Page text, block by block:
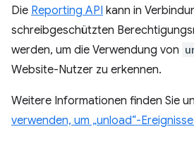
Die Reporting API kann in
schreibgeschützten
werden, um die Verwendung von
Website-Nutzer zu erkennen.
Weitere Informationen finden Sie
verwenden, um „unload“-